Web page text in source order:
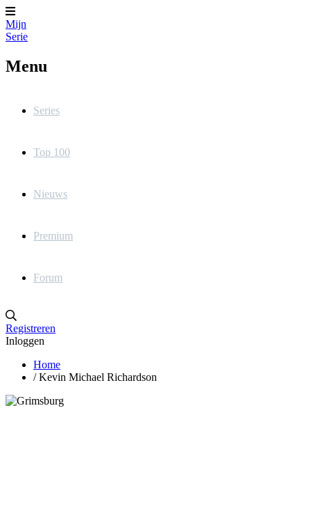
Mijn
Serie
Menu
Series
Top 100
Nieuws
Premium
Forum
Registreren
Inloggen
Home
/ Kevin Michael Richardson